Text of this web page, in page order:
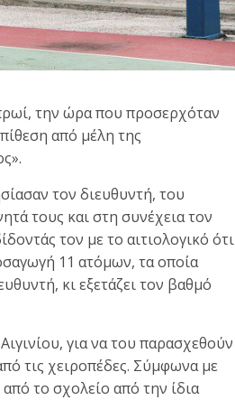
την ώρα που προσερχόταν
από μέλη της
τον διευθυντή, του
τους και στη συνέχεια τον
τον με το αιτιολογικό ότι
11 ατόμων, τα οποία
κι εξετάζει τον βαθμό
για να του παρασχεθούν
τις χειροπέδες. Σύμφωνα με
το σχολείο από την ίδια